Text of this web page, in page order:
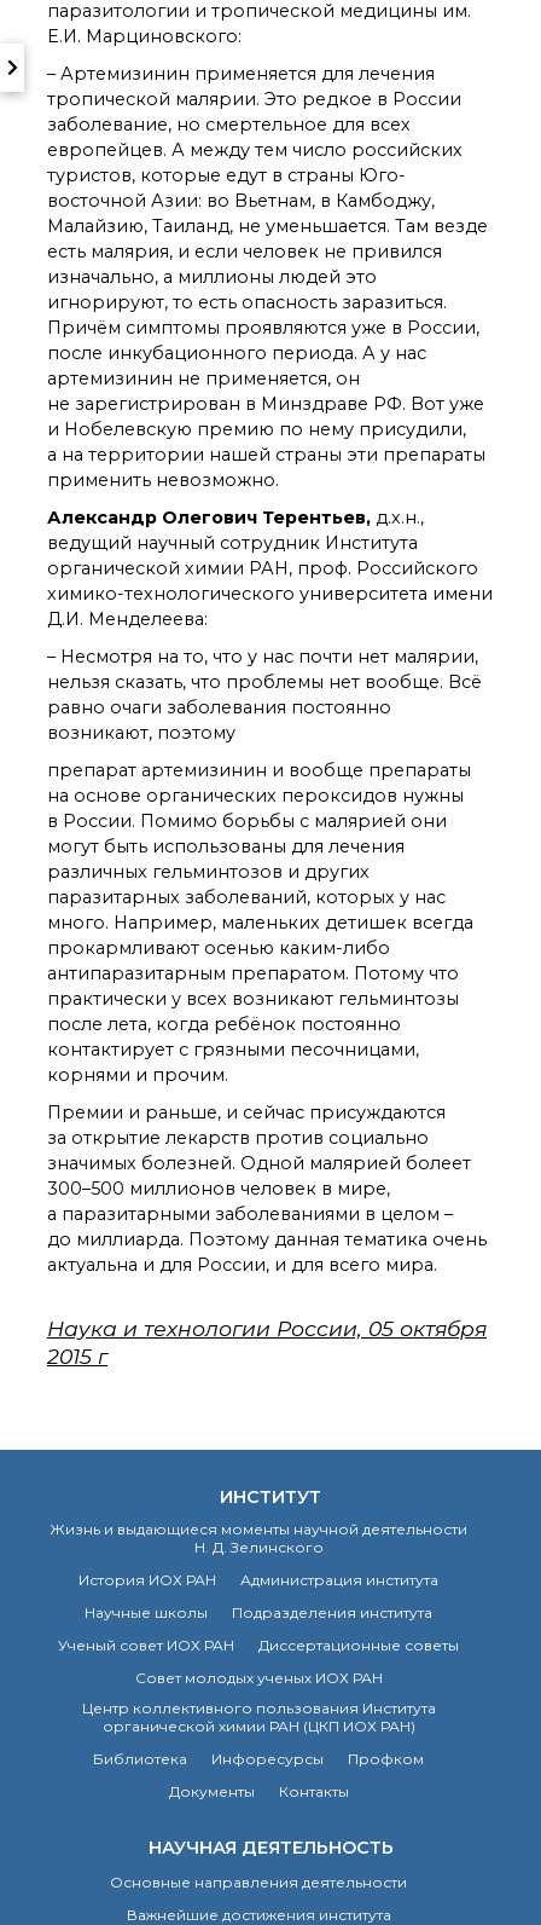
паразитологии и тропической медицины им.
Е.И. Марциновского:
– Артемизинин применяется для лечения
тропической малярии. Это редкое в России
заболевание, но смертельное для всех
европейцев. А между тем число российских
туристов, которые едут в страны Юго-
восточной Азии: во Вьетнам, в Камбоджу,
Малайзию, Таиланд, не уменьшается. Там везде
есть малярия, и если человек не привился
изначально, а миллионы людей это
игнорируют, то есть опасность заразиться.
Причём симптомы проявляются уже в России,
после инкубационного периода. А у нас
артемизинин не применяется, он
не зарегистрирован в Минздраве РФ. Вот уже
и Нобелевскую премию по нему присудили,
а на территории нашей страны эти препараты
применить невозможно.
Александр Олегович Терентьев, д.х.н.,
ведущий научный сотрудник Института
органической химии РАН, проф. Российского
химико-технологического университета имени
Д.И. Менделеева:
– Несмотря на то, что у нас почти нет малярии,
нельзя сказать, что проблемы нет вообще. Всё
равно очаги заболевания постоянно
возникают, поэтому
препарат артемизинин и вообще препараты
на основе органических пероксидов нужны
в России. Помимо борьбы с малярией они
могут быть использованы для лечения
различных гельминтозов и других
паразитарных заболеваний, которых у нас
много. Например, маленьких детишек всегда
прокармливают осенью каким-либо
антипаразитарным препаратом. Потому что
практически у всех возникают гельминтозы
после лета, когда ребёнок постоянно
контактирует с грязными песочницами,
корнями и прочим.
Премии и раньше, и сейчас присуждаются
за открытие лекарств против социально
значимых болезней. Одной малярией болеет
300–500 миллионов человек в мире,
а паразитарными заболеваниями в целом –
до миллиарда. Поэтому данная тематика очень
актуальна и для России, и для всего мира.
Наука и технологии России, 05 октября
2015 г
ИНСТИТУТ
Жизнь и выдающиеся моменты научной деятельности
Н. Д. Зелинского
История ИОХ РАН
Администрация института
Научные школы
Подразделения института
Ученый совет ИОХ РАН
Диссертационные советы
Совет молодых ученых ИОХ РАН
Центр коллективного пользования Института
органической химии РАН (ЦКП ИОХ РАН)
Библиотека
Инфоресурсы
Профком
Документы
Контакты
НАУЧНАЯ ДЕЯТЕЛЬНОСТЬ
Основные направления деятельности
Важнейшие достижения института